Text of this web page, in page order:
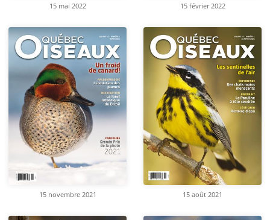
15 mai 2022 15 février 2022
15 novembre 2021 15 août 2021